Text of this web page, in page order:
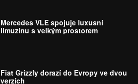
Mercedes VLE spojuje luxusní
limuzínu s velkým prostorem
Fiat Grizzly dorazí do Evropy ve dvou
verzích